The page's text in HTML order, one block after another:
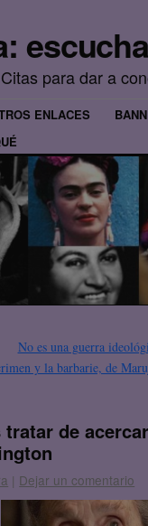
Citas para dar a
ENLACES
No es una guerra
y la barbarie, de
de
| Dejar un comentario